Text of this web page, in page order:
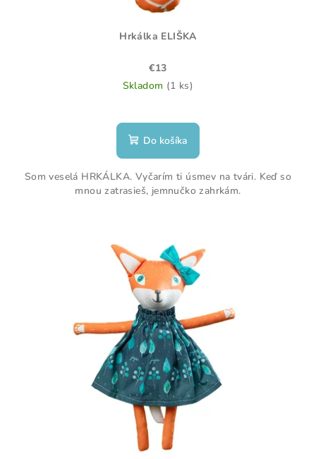
Hrkálka ELIŠKA
€13
Skladom (1 ks)
Do košíka
Som veselá HRKÁLKA. Vyčarím ti úsmev na tvári. Keď so
mnou zatrasieš, jemnučko zahrkám.